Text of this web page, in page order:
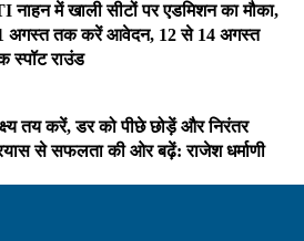
नाहन में खाली सीटों पर एडमिशन का मौका,
अगस्त तक करें आवेदन, 12 से 14 अगस्त
स्पॉट राउंड
तय करें, डर को पीछे छोड़ें और निरंतर
से सफलता की ओर बढ़ें: राजेश धर्माणी